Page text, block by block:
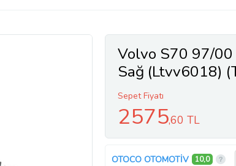
Volvo S70 97/00
Sağ (Ltvv6018)
Sepet Fiyatı
2575,60 TL
OTOCO OTOMOTİV 10,0